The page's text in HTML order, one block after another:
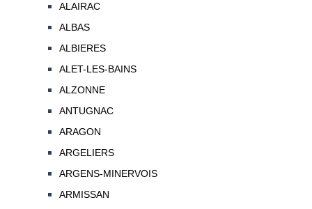
ALAIRAC
ALBAS
ALBIERES
ALET-LES-BAINS
ALZONNE
ANTUGNAC
ARAGON
ARGELIERS
ARGENS-MINERVOIS
ARMISSAN